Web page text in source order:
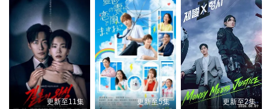
第31集 第32集
朴元尚
裴民熙
主演,
南泰镇
导演的《Switch-改变世界》在线观看,《Switch-改变世界》百度云
更新至11集 更新至5集 更新至2集